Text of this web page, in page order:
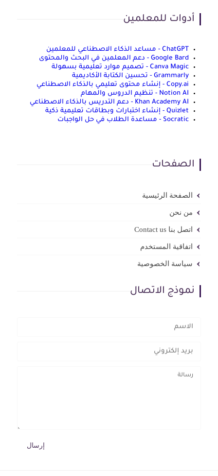
أدوات للمعلمين
ChatGPT - مساعد الذكاء الاصطناعي للمعلمين
Google Bard - دعم المعلمين في البحث والمحتوى
Canva Magic - تصميم موارد تعليمية بسهولة
Grammarly - تحسين الكتابة الأكاديمية
Copy.ai - إنشاء محتوى تعليمي بالذكاء الاصطناعي
Notion AI - تنظيم الدروس والمهام
Khan Academy AI - دعم التدريس بالذكاء الاصطناعي
Quizlet - إنشاء اختبارات وبطاقات تعليمية ذكية
Socratic - مساعدة الطلاب في حل الواجبات
الصفحات
الصفحة الرئيسية
من نحن
اتصل بنا Contact us
اتفاقية المستخدم
سياسة الخصوصية
نموذج الاتصال